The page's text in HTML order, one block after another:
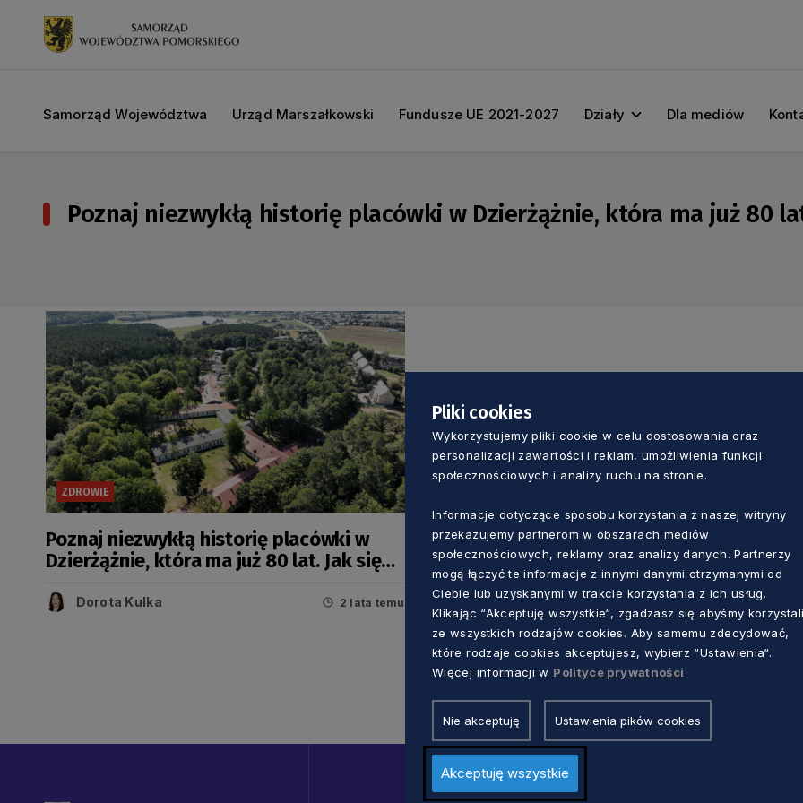
Samorząd Województwa Urząd Marszałkowski Fundusze UE 2021-2027 Działy Dla mediów
Poznaj niezwykłą historię placówki w Dzierżążnie, która ma już 80
ZDROWIE
Poznaj niezwykłą historię placówki w
Dzierżążnie, która ma już 80 lat. Jak się
Dorota Kulka 2 lata temu
Pliki cookies
Wykorzystujemy pliki cookie w celu dostosowania oraz
personalizacji zawartości i reklam, umożliwienia funkcji
społecznościowych i analizy ruchu na stronie.
Informacje dotyczące sposobu korzystania z naszej witryny
przekazujemy partnerom w obszarach mediów
społecznościowych, reklamy oraz analizy danych. Partnerzy
mogą łączyć te informacje z innymi danymi otrzymanymi od
Ciebie lub uzyskanymi w trakcie korzystania z ich usług.
Klikając “Akceptuję wszystkie“, zgadzasz się abyśmy
ze wszystkich rodzajów cookies. Aby samemu zdecydować,
które rodzaje cookies akceptujesz, wybierz “Ustawienia“.
Więcej informacji w Polityce prywatności
Nie akceptuję Ustawienia pików cookies
Akceptuję wszystkie